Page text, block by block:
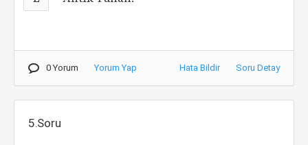
0 Yorum Yorum Yap Hata Bildir Soru Detay
5.Soru